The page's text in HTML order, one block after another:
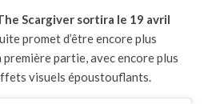
Scargiver sortira le 19 avril
promet d’être encore plus
partie, avec encore plus
visuels époustouflants.